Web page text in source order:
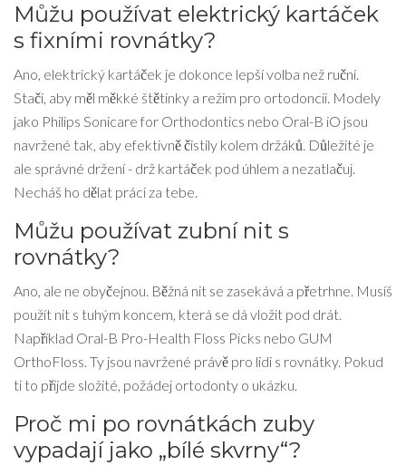
Můžu používat elektrický kartáček
s fixními rovnátky?
Ano, elektrický kartáček je dokonce lepší volba než ruční.
Stačí, aby měl měkké štětinky a režim pro ortodoncii. Modely
jako Philips Sonicare for Orthodontics nebo Oral-B iO jsou
navržené tak, aby efektivně čistily kolem držáků. Důležité je
ale správné držení - drž kartáček pod úhlem a nezatlačuj.
Necháš ho dělat práci za tebe.
Můžu používat zubní nit s
rovnátky?
Ano, ale ne obyčejnou. Běžná nit se zasekává a přetrhne. Musíš
použít nit s tuhým koncem, která se dá vložit pod drát.
Například Oral-B Pro-Health Floss Picks nebo GUM
OrthoFloss. Ty jsou navržené právě pro lidi s rovnátky. Pokud
ti to přijde složité, požádej ortodonty o ukázku.
Proč mi po rovnátkách zuby
vypadají jako „bílé skvrny“?